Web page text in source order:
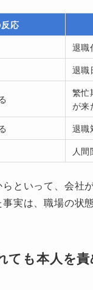
応
退職
退職
繁忙
が来
退職
人
といって、会社
実は、職場の状
ても本人を